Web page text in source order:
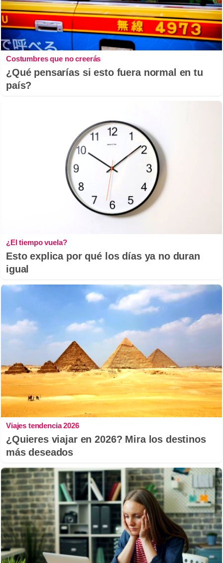
Costumbres que no creerás
¿Qué pensarías si esto fuera normal en tu
país?
¿El tiempo vuela?
Esto explica por qué los días ya no duran
igual
Viajes tendencia 2026
¿Quieres viajar en 2026? Mira los destinos
más deseados